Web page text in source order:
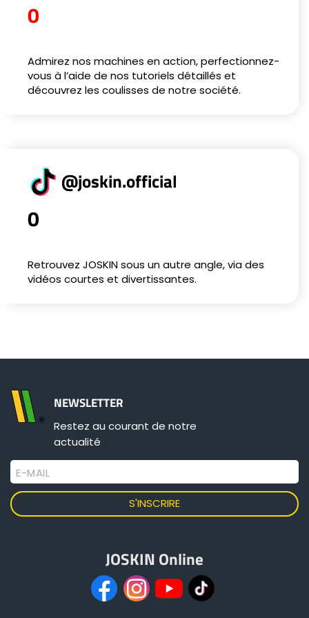
0
Admirez nos machines en action, perfectionnez-
vous à l’aide de nos tutoriels détaillés et
découvrez les coulisses de notre société.
@joskin.official
0
Retrouvez JOSKIN sous un autre angle, via des
vidéos courtes et divertissantes.
NEWSLETTER
Restez au courant de notre
actualité
E-MAIL
JOSKIN Online